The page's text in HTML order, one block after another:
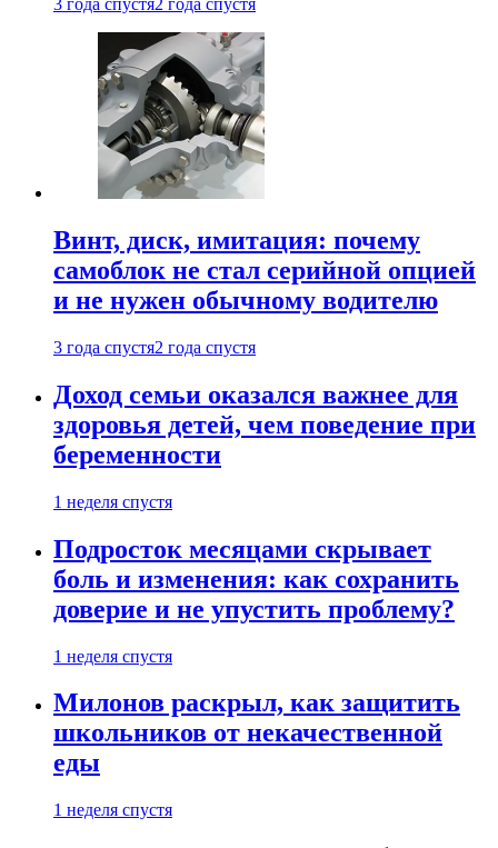
3 года спустя2 года спустя
Винт, диск, имитация: почему
самоблок не стал серийной опцией
и не нужен обычному водителю
3 года спустя2 года спустя
Доход семьи оказался важнее для
здоровья детей, чем поведение при
беременности
1 неделя спустя
Подросток месяцами скрывает
боль и изменения: как сохранить
доверие и не упустить проблему?
1 неделя спустя
Милонов раскрыл, как защитить
школьников от некачественной
еды
1 неделя спустя